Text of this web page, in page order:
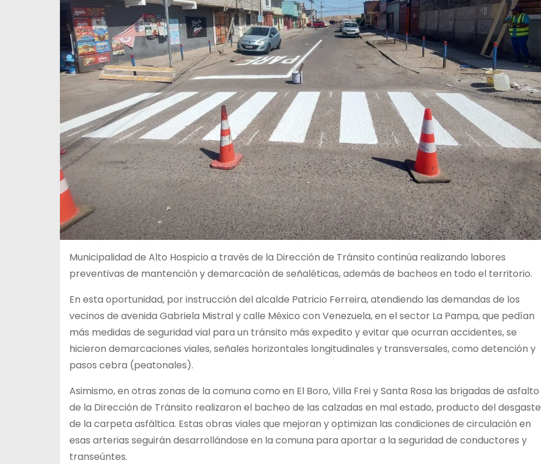
Municipalidad de Alto Hospicio a través de la Dirección de Tránsito continúa realizando labores
preventivas de mantención y demarcación de señaléticas, además de bacheos en todo el territorio.
En esta oportunidad, por instrucción del alcalde Patricio Ferreira, atendiendo las demandas de los
vecinos de avenida Gabriela Mistral y calle México con Venezuela, en el sector La Pampa, que pedían
más medidas de seguridad vial para un tránsito más expedito y evitar que ocurran accidentes, se
hicieron demarcaciones viales, señales horizontales longitudinales y transversales, como detención y
pasos cebra (peatonales).
Asimismo, en otras zonas de la comuna como en El Boro, Villa Frei y Santa Rosa las brigadas de asfalto
de la Dirección de Tránsito realizaron el bacheo de las calzadas en mal estado, producto del desgaste
de la carpeta asfáltica. Estas obras viales que mejoran y optimizan las condiciones de circulación en
esas arterias seguirán desarrollándose en la comuna para aportar a la seguridad de conductores y
transeúntes.